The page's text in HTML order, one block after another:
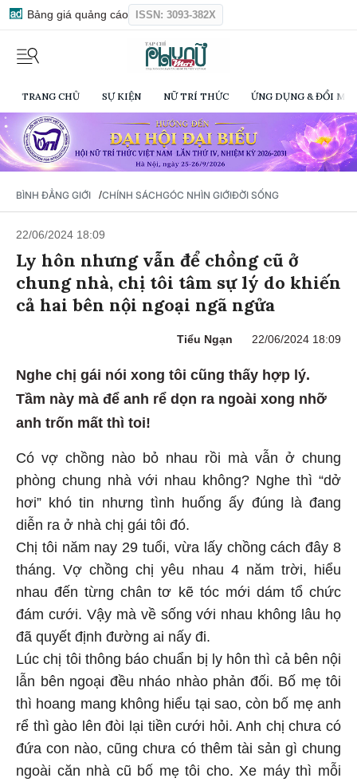
Bảng giá quảng cáo ISSN: 3093-382X
TRANG CHỦ SỰ KIỆN NỮ TRÍ THỨC ỨNG DỤNG & ĐỔI
BÌNH ĐẲNG GIỚI /CHÍNH SÁCHGÓC NHÌN GIỚIĐỜI SỐNG
22/06/2024 18:09
Ly hôn nhưng vẫn để chồng cũ ở
chung nhà, chị tôi tâm sự lý do khiến
cả hai bên nội ngoại ngã ngửa
Tiểu Ngạn 22/06/2024 18:09
Nghe chị gái nói xong tôi cũng thấy hợp lý.
Tầm này mà để anh rể dọn ra ngoài xong nhỡ
anh trốn mất thì toi!
Có vợ chồng nào bỏ nhau rồi mà vẫn ở chung
phòng chung nhà với nhau không? Nghe thì “dở
hơi” khó tin nhưng tình huống ấy đúng là đang
diễn ra ở nhà chị gái tôi đó.
Chị tôi năm nay 29 tuổi, vừa lấy chồng cách đây 8
tháng. Vợ chồng chị yêu nhau 4 năm trời, hiểu
nhau đến từng chân tơ kẽ tóc mới dám tổ chức
đám cưới. Vậy mà về sống với nhau không lâu họ
đã quyết định đường ai nấy đi.
Lúc chị tôi thông báo chuẩn bị ly hôn thì cả bên nội
lẫn bên ngoại đều nháo nhào phản đối. Bố mẹ tôi
thì hoang mang không hiểu tại sao, còn bố mẹ anh
rể thì gào lên đòi lại tiền cưới hỏi. Anh chị chưa có
đứa con nào, cũng chưa có thêm tài sản gì chung
ngoài căn nhà cũ bố mẹ tôi cho. Xe máy thì mỗi